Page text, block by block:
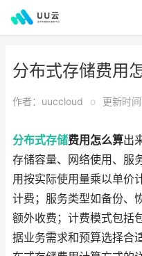
分布式存储费用
作者：uuccloud o 更新时
分布式存储费用怎么算出
存储容量、网络使用、服
用按实际使用量乘以单价
计费；服务类型如备份、
额外收费；计费模式包括
据业务需求和预算选择合